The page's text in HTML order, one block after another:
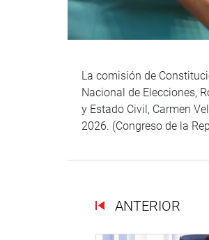
La comisión de
Nacional de Elecciones,
y Estado Civil, Carmen
2026. (Congreso de la
ANTERIOR